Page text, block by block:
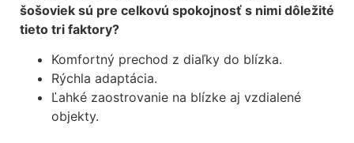
šošoviek sú pre celkovú spokojnosť s nimi dôležité
tieto tri faktory?
Komfortný prechod z diaľky do blízka.
Rýchla adaptácia.
Ľahké zaostrovanie na blízke aj vzdialené
objekty.